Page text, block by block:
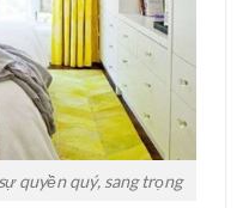
quyền quý, sang trọng